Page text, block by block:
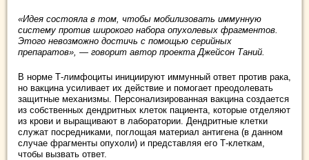
«Идея состояла в том, чтобы мобилизовать иммунную
систему против широкого набора опухолевых фрагментов.
Этого невозможно достичь с помощью серийных
препаратов», — говорит автор проекта Джейсон Таний.
В норме Т-лимфоциты инициируют иммунный ответ против рака,
но вакцина усиливает их действие и помогает преодолевать
защитные механизмы. Персонализированная вакцина создается
из собственных дендритных клеток пациента, которые отделяют
из крови и выращивают в лаборатории. Дендритные клетки
служат посредниками, поглощая материал антигена (в данном
случае фрагменты опухоли) и представляя его Т-клеткам,
чтобы вызвать ответ.